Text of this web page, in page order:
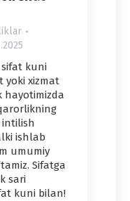
kuni
yoki xizmat
hayotimizda
intilish
ishlab
umumiy
Sifatga
sari
kuni bilan!